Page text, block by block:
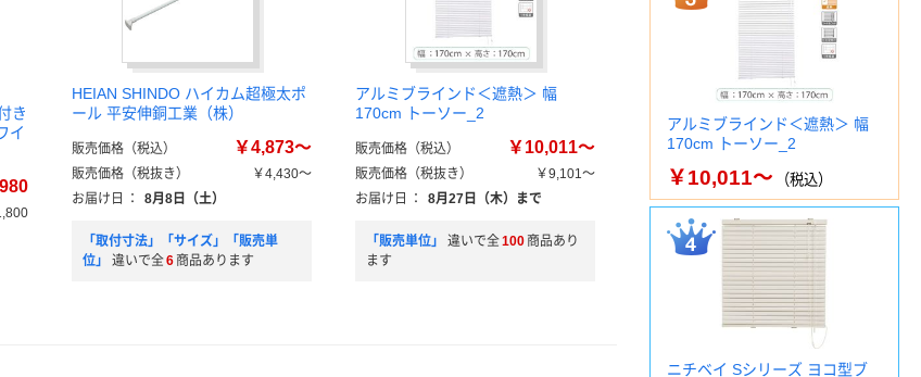
き
イ
HEIAN SHINDO ハイカム超極太ポ
ール 平安伸銅工業（株）
販売価格（税込） ￥4,873～
販売価格（税抜き）
￥4,430～
お届け日
： 8月8日（土）
「取付寸法」「サイズ」「販売単
位」
違いで全6 商品あります
アルミブラインド＜遮熱＞ 幅
170cm トーソー_2
販売価格（税込） ￥10,011～
販売価格（税抜き）
￥9,101～
お届け日
： 8月27日（木）まで
「販売単位」 違いで全100 商品あり
ます
アルミブラインド＜遮熱＞ 幅
170cm トーソー_2
￥10,011～ （税込）
ニチベイ Sシリーズ ヨコ型ブ